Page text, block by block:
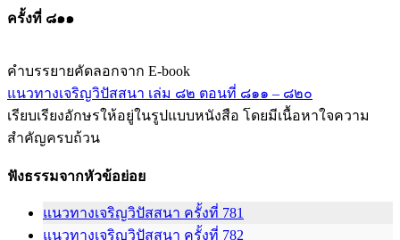
ครั้งที่ ๘๑๑
คำบรรยายคัดลอกจาก E-book
แนวทางเจริญวิปัสสนา เล่ม ๘๒ ตอนที่ ๘๑๑ – ๘๒๐
เรียบเรียงอักษรให้อยู่ในรูปแบบหนังสือ โดยมีเนื้อหาใจความ
สำคัญครบถ้วน
ฟังธรรมจากหัวข้อย่อย
แนวทางเจริญวิปัสสนา ครั้งที่ 781
แนวทางเจริญวิปัสสนา ครั้งที่ 782